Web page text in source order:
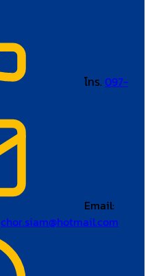
โทร. 097-
Email:
chor.siam@hotmail.com